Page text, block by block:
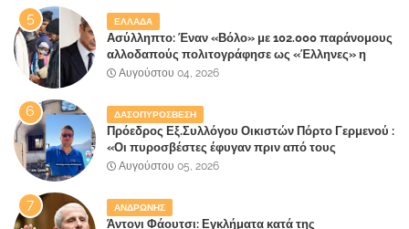
ΕΛΛΑΔΑ
Ασύλληπτο: Έναν «Βόλο» με 102.000 παράνομους
αλλοδαπούς πολιτογράφησε ως «Έλληνες» η
κυβέρνηση!
Αυγούστου 04, 2026
ΔΑΣΟΠΥΡΟΣΒΕΣΗ
Πρόεδρος Εξ.Συλλόγου Οικιστών Πόρτο Γερμενού :
«Οι πυροσβέστες έφυγαν πριν από τους
κατοίκους»
Αυγούστου 05, 2026
ΑΝΔΡΩΝΗΣ
Άντονι Φάουτσι: Εγκλήματα κατά της